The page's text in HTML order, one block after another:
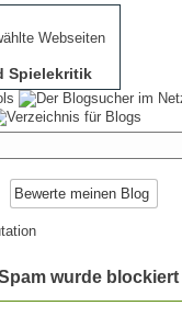
Webseiten
Spielekritik
wurde blockiert